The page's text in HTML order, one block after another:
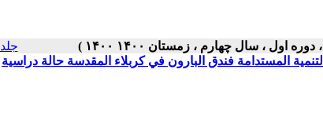
جلد ۴ شماره ۳۴ صفحات ۵-۱
المستدامة فندق البارون في كربلاء المقدسة حالة دراسية